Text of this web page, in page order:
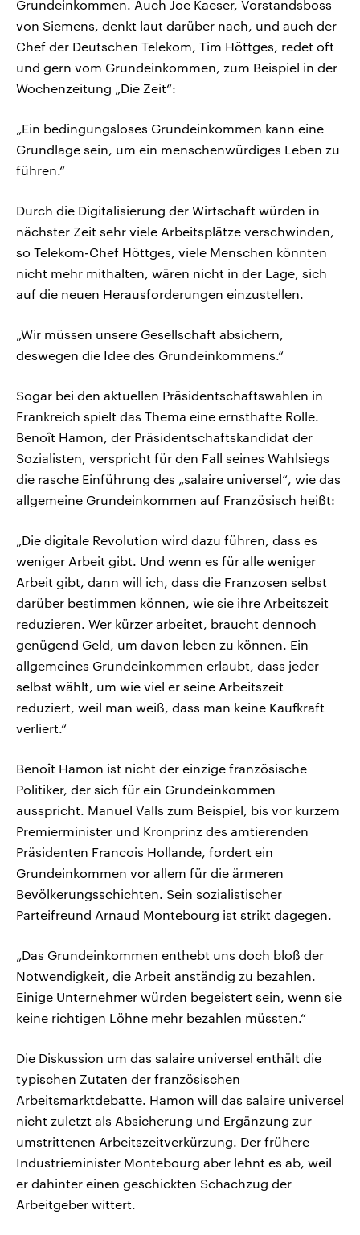
Grundeinkommen. Auch Joe Kaeser, Vorstandsboss
von Siemens, denkt laut darüber nach, und auch der
Chef der Deutschen Telekom, Tim Höttges, redet oft
und gern vom Grundeinkommen, zum Beispiel in der
Wochenzeitung „Die Zeit“:
„Ein bedingungsloses Grundeinkommen kann eine
Grundlage sein, um ein menschenwürdiges Leben zu
führen.“
Durch die Digitalisierung der Wirtschaft würden in
nächster Zeit sehr viele Arbeitsplätze verschwinden,
so Telekom-Chef Höttges, viele Menschen könnten
nicht mehr mithalten, wären nicht in der Lage, sich
auf die neuen Herausforderungen einzustellen.
„Wir müssen unsere Gesellschaft absichern,
deswegen die Idee des Grundeinkommens.“
Sogar bei den aktuellen Präsidentschaftswahlen in
Frankreich spielt das Thema eine ernsthafte Rolle.
Benoît Hamon, der Präsidentschaftskandidat der
Sozialisten, verspricht für den Fall seines Wahlsiegs
die rasche Einführung des „salaire universel“, wie das
allgemeine Grundeinkommen auf Französisch heißt:
„Die digitale Revolution wird dazu führen, dass es
weniger Arbeit gibt. Und wenn es für alle weniger
Arbeit gibt, dann will ich, dass die Franzosen selbst
darüber bestimmen können, wie sie ihre Arbeitszeit
reduzieren. Wer kürzer arbeitet, braucht dennoch
genügend Geld, um davon leben zu können. Ein
allgemeines Grundeinkommen erlaubt, dass jeder
selbst wählt, um wie viel er seine Arbeitszeit
reduziert, weil man weiß, dass man keine Kaufkraft
verliert.“
Benoît Hamon ist nicht der einzige französische
Politiker, der sich für ein Grundeinkommen
ausspricht. Manuel Valls zum Beispiel, bis vor kurzem
Premierminister und Kronprinz des amtierenden
Präsidenten Francois Hollande, fordert ein
Grundeinkommen vor allem für die ärmeren
Bevölkerungsschichten. Sein sozialistischer
Parteifreund Arnaud Montebourg ist strikt dagegen.
„Das Grundeinkommen enthebt uns doch bloß der
Notwendigkeit, die Arbeit anständig zu bezahlen.
Einige Unternehmer würden begeistert sein, wenn sie
keine richtigen Löhne mehr bezahlen müssten.“
Die Diskussion um das salaire universel enthält die
typischen Zutaten der französischen
Arbeitsmarktdebatte. Hamon will das salaire universel
nicht zuletzt als Absicherung und Ergänzung zur
umstrittenen Arbeitszeitverkürzung. Der frühere
Industrieminister Montebourg aber lehnt es ab, weil
er dahinter einen geschickten Schachzug der
Arbeitgeber wittert.